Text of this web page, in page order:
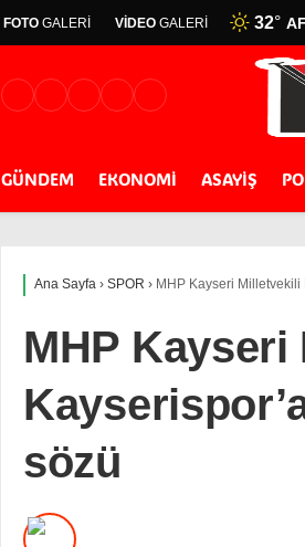
FOTO GALERİ VİDEO GALERİ 32°
GÜNDEM EKONOMİ ASAYİŞ
Ana Sayfa › SPOR › MHP Kayseri Milletvekili
MHP Kayseri
sözü